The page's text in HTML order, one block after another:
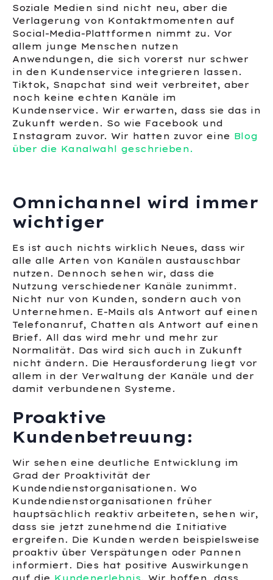
Soziale Medien sind nicht neu, aber die
Verlagerung von Kontaktmomenten auf
Social-Media-Plattformen nimmt zu. Vor
allem junge Menschen nutzen
Anwendungen, die sich vorerst nur schwer
in den Kundenservice integrieren lassen.
Tiktok, Snapchat sind weit verbreitet, aber
noch keine echten Kanäle im
Kundenservice. Wir erwarten, dass sie das in
Zukunft werden. So wie Facebook und
Instagram zuvor. Wir hatten zuvor eine Blog
über die Kanalwahl geschrieben.
Omnichannel wird immer
wichtiger
Es ist auch nichts wirklich Neues, dass wir
alle alle Arten von Kanälen austauschbar
nutzen. Dennoch sehen wir, dass die
Nutzung verschiedener Kanäle zunimmt.
Nicht nur von Kunden, sondern auch von
Unternehmen. E-Mails als Antwort auf einen
Telefonanruf, Chatten als Antwort auf einen
Brief. All das wird mehr und mehr zur
Normalität. Das wird sich auch in Zukunft
nicht ändern. Die Herausforderung liegt vor
allem in der Verwaltung der Kanäle und der
damit verbundenen Systeme.
Proaktive
Kundenbetreuung:
Wir sehen eine deutliche Entwicklung im
Grad der Proaktivität der
Kundendienstorganisationen. Wo
Kundendienstorganisationen früher
hauptsächlich reaktiv arbeiteten, sehen wir,
dass sie jetzt zunehmend die Initiative
ergreifen. Die Kunden werden beispielsweise
proaktiv über Verspätungen oder Pannen
informiert. Dies hat positive Auswirkungen